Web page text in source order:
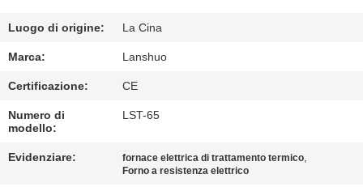
QUALITÀ
CONTATTICI
NOTIZIE
Luogo di origine: La Cina
Marca: Lanshuo
Certificazione: CE
Numero di
modello:
LST-65
Evidenziare: fornace elettrica di trattamento termico,
Forno a resistenza elettrico